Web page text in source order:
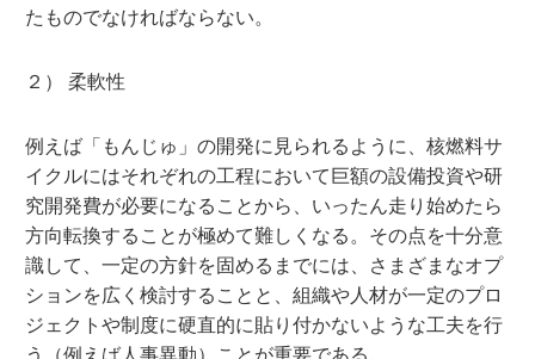
たものでなければならない。
２） 柔軟性
例えば「もんじゅ」の開発に見られるように、核燃料サ
イクルにはそれぞれの工程において巨額の設備投資や研
究開発費が必要になることから、いったん走り始めたら
方向転換することが極めて難しくなる。その点を十分意
識して、一定の方針を固めるまでには、さまざまなオプ
ションを広く検討することと、組織や人材が一定のプロ
ジェクトや制度に硬直的に貼り付かないような工夫を行
う（例えば人事異動）ことが重要である。